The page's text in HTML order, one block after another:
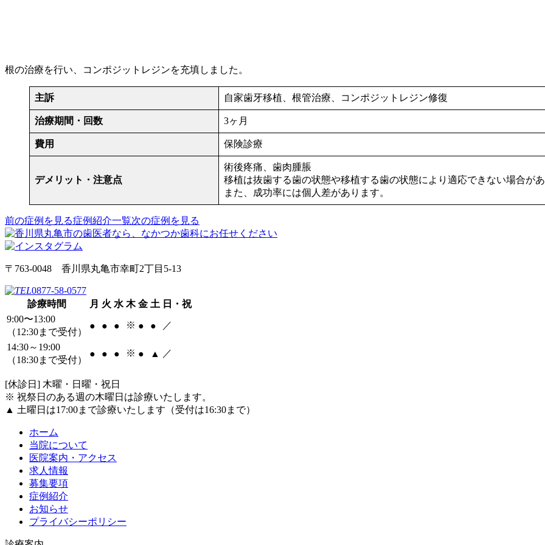
根の治療を行い、コンポジットレジンを充填しました。
主訴 自家歯牙移植、根管治療、コンポジットレジン修復
治療期間・回数 3ヶ月
費用 保険診療
デメリット・注意点
術後疼痛、歯肉腫脹
移植は抜歯する歯の状態や移植する歯の状態により適応できない場合が
また、成功率には個人差があります。
前の症例を見る症例紹介一覧次の症例を見る
〒763-0048 香川県丸亀市幸町2丁目5-13
0877-58-0577
診療時間
月 火 水 木 金 土 日・祝
9:00〜13:00
（12:30まで受付）
● ● ● ※ ● ● ／
14:30～19:00
（18:30まで受付）
● ● ● ※ ● ▲ ／
[休診日] 木曜・日曜・祝日
※ 祝祭日のある週の木曜日は診療いたします。
▲ 土曜日は17:00まで診療いたします（受付は16:30まで）
ホーム
当院について
医院案内・アクセス
求人情報
募集要項
症例紹介
お知らせ
プライバシーポリシー